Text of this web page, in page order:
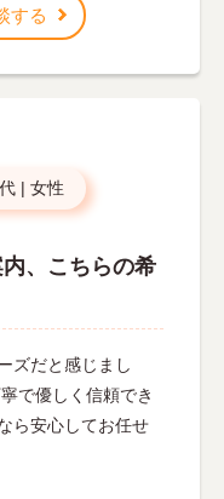
する
| 女性
、こちらの希
ズだと感じまし
で優しく信頼でき
ら安心してお任せ